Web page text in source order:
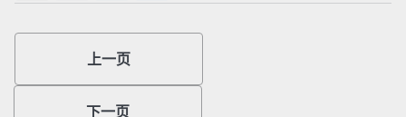
上一页
下一页